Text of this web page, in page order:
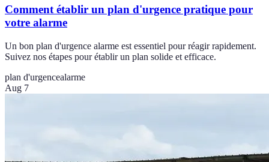
Comment établir un plan d'urgence pratique pour
votre alarme
Un bon plan d'urgence alarme est essentiel pour réagir rapidement.
Suivez nos étapes pour établir un plan solide et efficace.
plan d'urgencealarme
Aug 7